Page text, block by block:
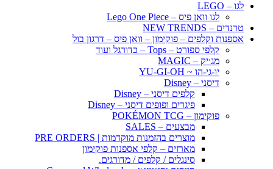
לגו – LEGO
לגו וואן פיס – Lego One Piece
טרנדים – NEW TRENDS
אספנות וקלפים – פוקימון – וואן פיס – דרגון בול
קלפי ספורט – Tops – כדורגל ועוד
מג׳יק – MAGIC
יו-גי-הו ~ YU-GI-OH
דיסני – Disney
קלפים דיסני – Disney
פיגרים ופופים דיסני – Disney
פוקימון – POKÉMON TCG
מבצעים – SALES
מוצרים בהזמנות מוקדמות | PRE ORDERS
מארזים – קלפי אספנות פוקימון
סינגלים / קלפים / מדורגים.